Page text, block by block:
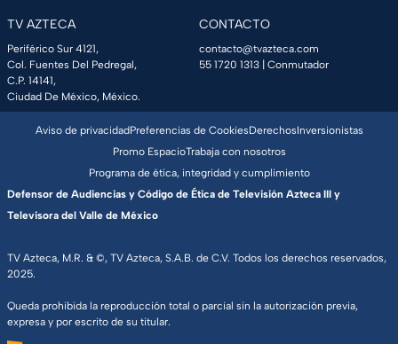
TV AZTECA
Periférico Sur 4121,
Col. Fuentes Del Pedregal,
C.P. 14141,
Ciudad De México, México.
CONTACTO
contacto@tvazteca.com
55 1720 1313 | Conmutador
TV Azteca, M.R. & ©, TV Azteca, S.A.B. de C.V. Todos los derechos reservados,
2025.
Queda prohibida la reproducción total o parcial sin la autorización previa,
expresa y por escrito de su titular.
Aviso de privacidadPreferencias de CookiesDerechosInversionistas
Promo EspacioTrabaja con nosotros
Programa de ética, integridad y cumplimiento
Defensor de Audiencias y Código de Ética de Televisión Azteca III y
Televisora del Valle de México